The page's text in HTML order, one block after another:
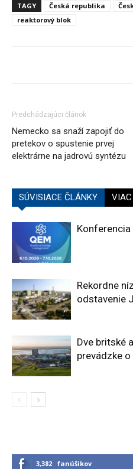
TAGY
Česká republika
reaktorový blok
Predchádzajúci článok
Nemecko sa snaží zapojiť do
pretekov o spustenie prvej
elektrárne na jadrovú syntézu
SÚVISIACE ČLÁNKY VIAC
Konferencia
Rekordne
odstavenie
Dve britské
prevádzke
3,382 fanúšikov